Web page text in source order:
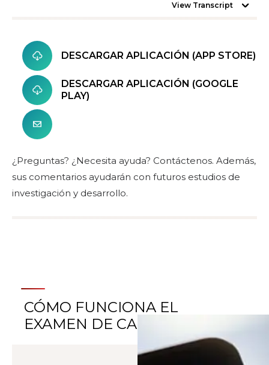
View Transcript
DESCARGAR APLICACIÓN (APP STORE)
DESCARGAR APLICACIÓN (GOOGLE
PLAY)
¿Preguntas? ¿Necesita ayuda? Contáctenos. Además,
sus comentarios ayudarán con futuros estudios de
investigación y desarrollo.
CÓMO FUNCIONA EL
EXAMEN DE CADERA